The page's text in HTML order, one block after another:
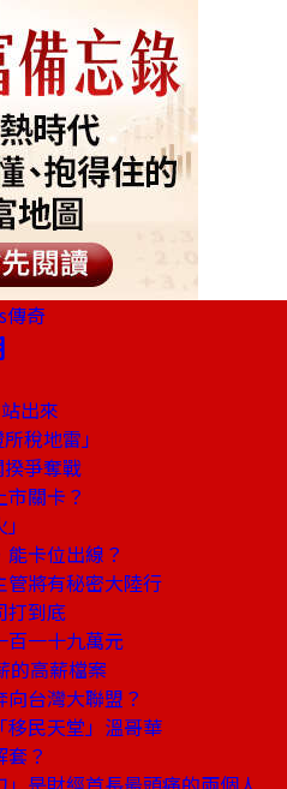
傳奇
出來
稅地雷」
爭奪戰
關卡？
卡位出線？
管將有秘密大陸行
打到底
百一十九萬元
的高薪檔案
台灣大聯盟？
移民天堂」溫哥華
？